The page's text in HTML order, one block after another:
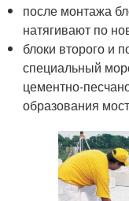
после монтажа
натягивают по
блоки второго и
специальный
цементно-
образования